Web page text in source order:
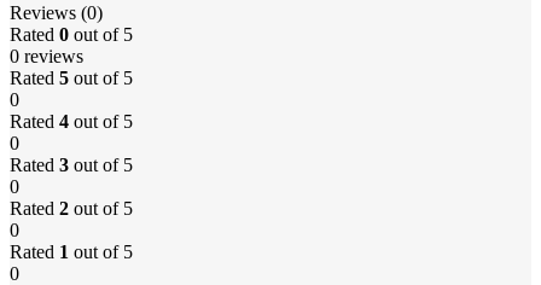
Reviews (0)
Rated 0 out of 5
0 reviews
Rated 5 out of 5
0
Rated 4 out of 5
0
Rated 3 out of 5
0
Rated 2 out of 5
0
Rated 1 out of 5
0